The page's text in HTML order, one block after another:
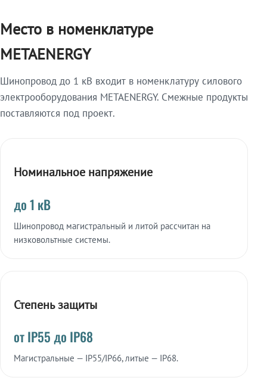
Место в номенклатуре
METAENERGY
Шинопровод до 1 кВ входит в номенклатуру силового
электрооборудования METAENERGY. Смежные продукты
поставляются под проект.
Номинальное напряжение
до 1 кВ
Шинопровод магистральный и литой рассчитан на
низковольтные системы.
Степень защиты
от IP55 до IP68
Магистральные — IP55/IP66, литые — IP68.